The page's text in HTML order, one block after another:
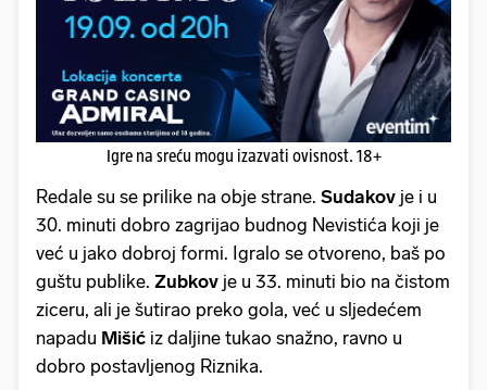
Igre na sreću mogu izazvati ovisnost. 18+
Redale su se prilike na obje strane. Sudakov je i u
30. minuti dobro zagrijao budnog Nevistića koji je
već u jako dobroj formi. Igralo se otvoreno, baš po
guštu publike. Zubkov je u 33. minuti bio na čistom
ziceru, ali je šutirao preko gola, već u sljedećem
napadu Mišić iz daljine tukao snažno, ravno u
dobro postavljenog Riznika.